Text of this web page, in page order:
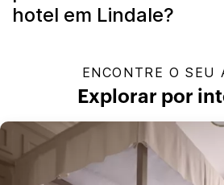
hotel em Lindale?
ENCONTRE O SEU
Explorar por